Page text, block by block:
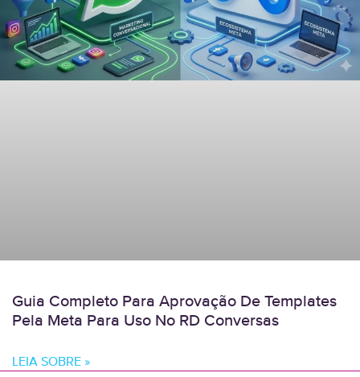
Guia Completo Para Aprovação De Templates
Pela Meta Para Uso No RD Conversas
LEIA SOBRE »